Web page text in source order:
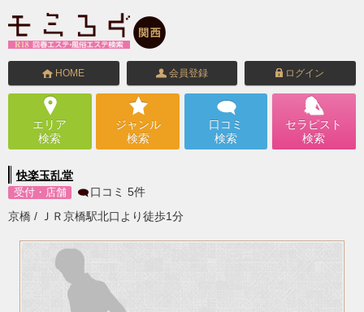
HOME 会員登録 ログイン
エリア
検索
ジャンル
検索
口コミ
検索
セラピスト
検索
快楽玉乱堂
受付・店舗 口コミ 5件
京橋 / ＪＲ京橋駅北口より徒歩1分